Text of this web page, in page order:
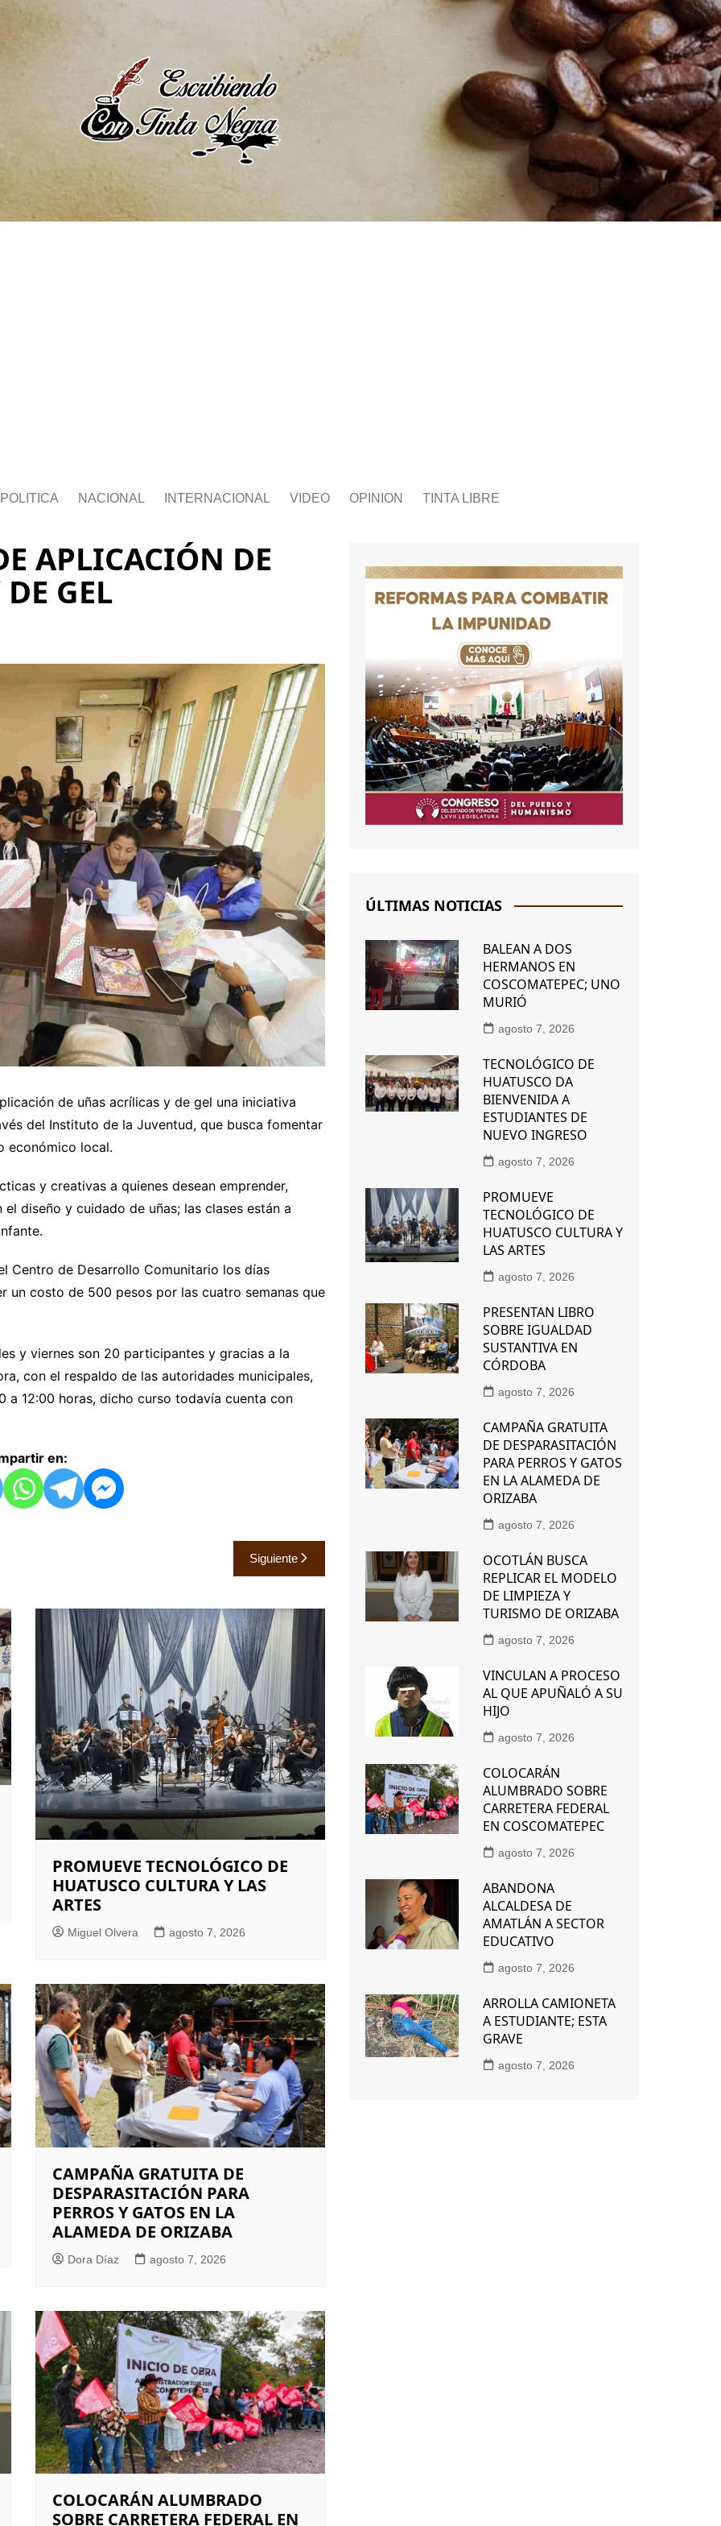
POLITICA NACIONAL INTERNACIONAL VIDEO OPINION TINTA LIBRE
APLICACIÓN DE
GEL
de uñas acrílicas y de gel una iniciativa
del Instituto de la Juventud, que busca fomentar
económico local.
y creativas a quienes desean emprender,
diseño y cuidado de uñas; las clases están a
Centro de Desarrollo Comunitario los días
un costo de 500 pesos por las cuatro semanas que
y viernes son 20 participantes y gracias a la
con el respaldo de las autoridades municipales,
a 12:00 horas, dicho curso todavía cuenta con
en:
Siguiente
PROMUEVE TECNOLÓGICO DE
HUATUSCO CULTURA Y LAS
ARTES
Miguel Olvera agosto 7, 2026
CAMPAÑA GRATUITA DE
DESPARASITACIÓN PARA
PERROS Y GATOS EN LA
ALAMEDA DE ORIZABA
Dora Díaz agosto 7, 2026
COLOCARÁN ALUMBRADO
SOBRE CARRETERA FEDERAL EN
ÚLTIMAS NOTICIAS
BALEAN A DOS
HERMANOS EN
COSCOMATEPEC; UNO
MURIÓ
agosto 7, 2026
TECNOLÓGICO DE
HUATUSCO DA
BIENVENIDA A
ESTUDIANTES DE
NUEVO INGRESO
agosto 7, 2026
PROMUEVE
TECNOLÓGICO DE
HUATUSCO CULTURA Y
LAS ARTES
agosto 7, 2026
PRESENTAN LIBRO
SOBRE IGUALDAD
SUSTANTIVA EN
CÓRDOBA
agosto 7, 2026
CAMPAÑA GRATUITA
DE DESPARASITACIÓN
PARA PERROS Y GATOS
EN LA ALAMEDA DE
ORIZABA
agosto 7, 2026
OCOTLÁN BUSCA
REPLICAR EL MODELO
DE LIMPIEZA Y
TURISMO DE ORIZABA
agosto 7, 2026
VINCULAN A PROCESO
AL QUE APUÑALÓ A SU
HIJO
agosto 7, 2026
COLOCARÁN
ALUMBRADO SOBRE
CARRETERA FEDERAL
EN COSCOMATEPEC
agosto 7, 2026
ABANDONA
ALCALDESA DE
AMATLÁN A SECTOR
EDUCATIVO
agosto 7, 2026
ARROLLA CAMIONETA
A ESTUDIANTE; ESTA
GRAVE
agosto 7, 2026